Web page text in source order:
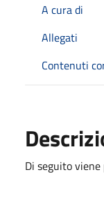
A cura di
Allegati
Contenuti
Di seguito